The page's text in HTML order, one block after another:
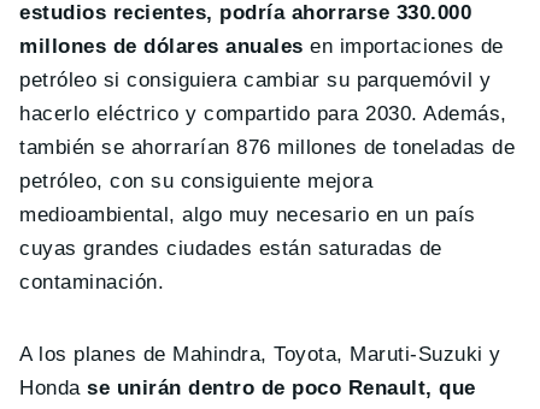
estudios recientes, podría ahorrarse 330.000
millones de dólares anuales en importaciones de
petróleo si consiguiera cambiar su parquemóvil y
hacerlo eléctrico y compartido para 2030. Además,
también se ahorrarían 876 millones de toneladas de
petróleo, con su consiguiente mejora
medioambiental, algo muy necesario en un país
cuyas grandes ciudades están saturadas de
contaminación.
A los planes de Mahindra, Toyota, Maruti-Suzuki y
Hondase unirán dentro de poco Renault, que